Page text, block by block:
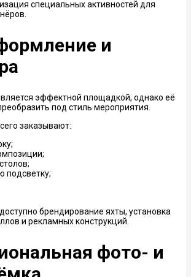
специальных активностей для
и
эффектной площадкой, однако её
под стиль мероприятия.
заказывают:
подсветку;
брендирование яхты, установка
и рекламных конструкций.
фото- и